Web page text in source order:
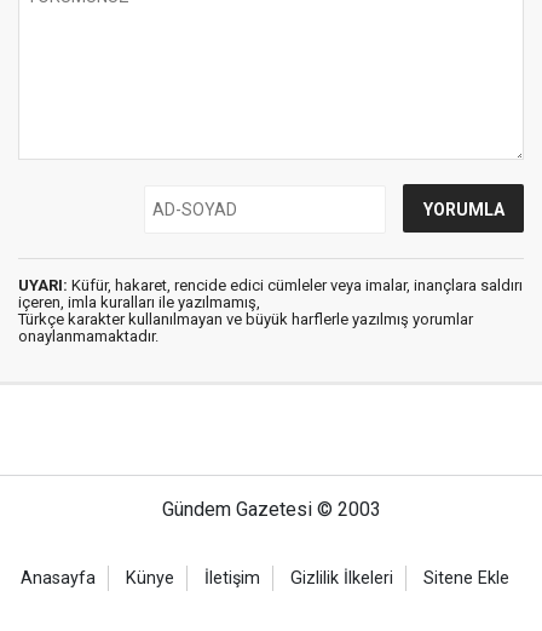
UYARI: Küfür, hakaret, rencide edici cümleler veya imalar, inançlara saldırı
içeren, imla kuralları ile yazılmamış,
Türkçe karakter kullanılmayan ve büyük harflerle yazılmış yorumlar
onaylanmamaktadır.
Gündem Gazetesi © 2003
Anasayfa Künye İletişim Gizlilik İlkeleri Sitene Ekle